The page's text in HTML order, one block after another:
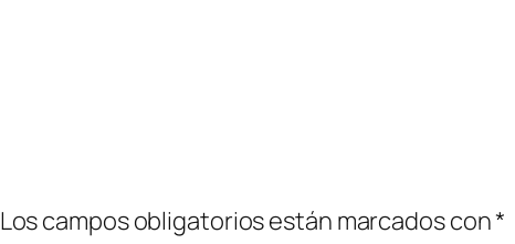
Los campos obligatorios están marcados con*